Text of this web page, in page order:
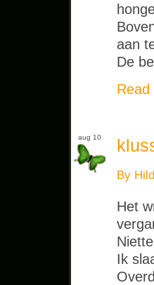
aan
De
aug 10
By
Het
Ik